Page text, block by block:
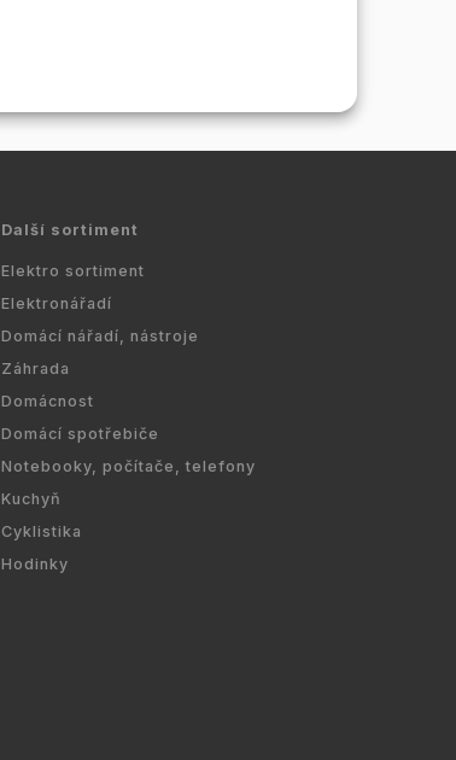
Další sortiment
Elektro sortiment
Elektronářadí
Domácí nářadí, nástroje
Záhrada
Domácnost
Domácí spotřebiče
Notebooky, počítače, telefony
Kuchyň
Cyklistika
Hodinky